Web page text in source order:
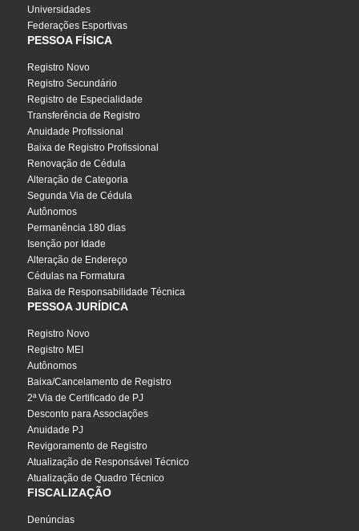
Universidades
Federações Esportivas
PESSOA FÍSICA
Registro Novo
Registro Secundário
Registro de Especialidade
Transferência de Registro
Anuidade Profissional
Baixa de Registro Profissional
Renovação de Cédula
Alteração de Categoria
Segunda Via de Cédula
Autônomos
Permanência 180 dias
Isenção por Idade
Alteração de Endereço
Cédulas na Formatura
Baixa de Responsabilidade Técnica
PESSOA JURÍDICA
Registro Novo
Registro MEI
Autônomos
Baixa/Cancelamento de Registro
2ª Via de Certificado de PJ
Desconto para Associações
Anuidade PJ
Revigoramento de Registro
Atualização de Responsável Técnico
Atualização de Quadro Técnico
FISCALIZAÇÃO
Denúncias